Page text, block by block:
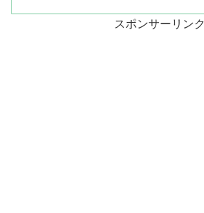
スポンサーリンク